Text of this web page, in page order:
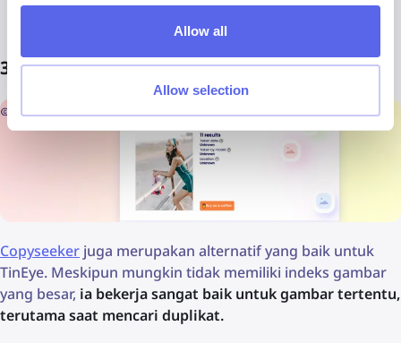
Allow all
Allow selection
3. Copyseeker
Copyseeker juga merupakan alternatif yang baik untuk
TinEye. Meskipun mungkin tidak memiliki indeks gambar
yang besar, ia bekerja sangat baik untuk gambar tertentu,
terutama saat mencari duplikat.